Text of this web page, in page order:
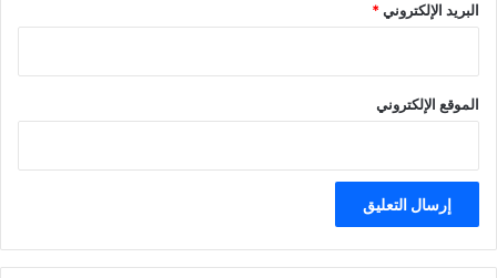
البريد الإلكتروني*
الموقع الإلكتروني